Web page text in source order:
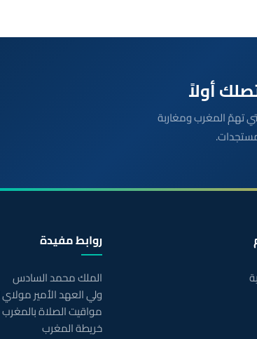
التي تهمّ المغرب ومغاربة
روابط مفيدة
الملك محمد السادس
ولي العهد الأمير
مواقيت الصلاة بالمغرب
خريطة المغرب